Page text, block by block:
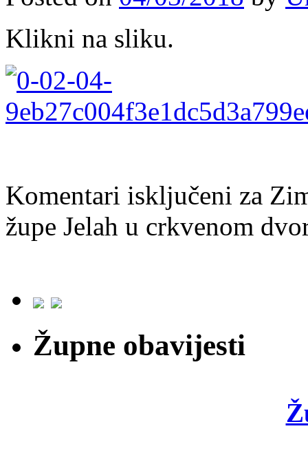
Klikni na sliku.
Komentari isključeni za
župe Jelah u crkvenom
Župne obavijesti